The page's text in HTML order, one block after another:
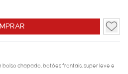
chapado, botões frontais, super leve e